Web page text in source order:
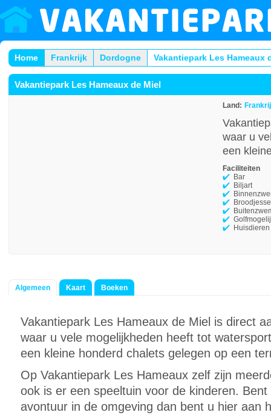
Home Frankrijk Dordogne Vakantiepark Les Hameaux
Vakantiepark Les Hameaux de Miel
Land:
waar u
een
Faciliteiten
Bar
Biljart
Algemeen Kaart Boeken
Vakantiepark Les Hameaux de Miel is direct
waar u vele mogelijkheden heeft tot
een kleine honderd chalets gelegen op een
Op Vakantiepark Les Hameaux zelf zijn
ook is er een speeltuin voor de kinderen.
avontuur in de omgeving dan bent u hier aan